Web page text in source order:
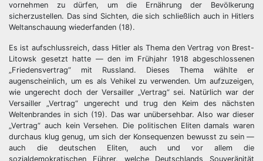
vornehmen zu dürfen, um die Ernährung der Bevölkerung
sicherzustellen. Das sind Sichten, die sich schließlich auch in Hitlers
Weltanschauung wiederfanden (18).
Es ist aufschlussreich, dass Hitler als Thema den Vertrag von Brest-
Litowsk gesetzt hatte — den im Frühjahr 1918 abgeschlossenen
„Friedensvertrag“ mit Russland. Dieses Thema wählte er
augenscheinlich, um es als Vehikel zu verwenden. Um aufzuzeigen,
wie ungerecht doch der Versailler „Vertrag“ sei. Natürlich war der
Versailler „Vertrag“ ungerecht und trug den Keim des nächsten
Weltenbrandes in sich (19). Das war unübersehbar. Also war dieser
„Vertrag“ auch kein Versehen. Die politischen Eliten damals waren
durchaus klug genug, um sich der Konsequenzen bewusst zu sein —
auch die deutschen Eliten, auch und vor allem die
sozialdemokratischen Führer, welche Deutschlands Souveränität